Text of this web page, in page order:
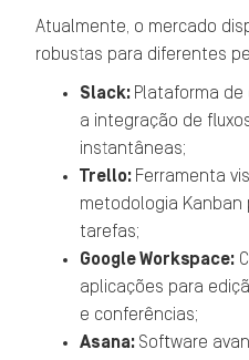
Atualmente, o mercado
robustas para diferentes
Slack: Plataforma
a integração de
instantâneas;
Trello: Ferramenta
metodologia Kanban
tarefas;
Google Workspace:
aplicações para
e conferências;
Asana: Software